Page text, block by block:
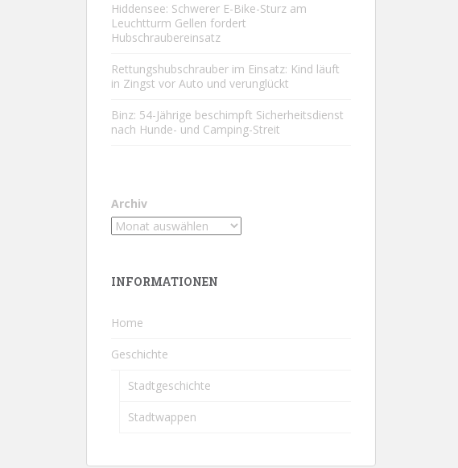
Hiddensee: Schwerer E-Bike-Sturz am
Leuchtturm Gellen fordert
Hubschraubereinsatz
Rettungshubschrauber im Einsatz: Kind läuft
in Zingst vor Auto und verunglückt
Binz: 54-Jährige beschimpft Sicherheitsdienst
nach Hunde- und Camping-Streit
Archiv
INFORMATIONEN
Home
Geschichte
Stadtgeschichte
Stadtwappen